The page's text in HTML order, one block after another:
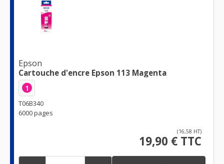
Epson
Cartouche d'encre Epson 113 Magenta
1
T06B340
6000 pages
(16,58 HT)
19,90 € TTC